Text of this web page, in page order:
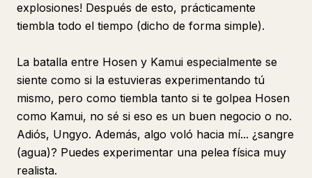
explosiones! Después de esto, prácticamente
tiembla todo el tiempo (dicho de forma simple).
La batalla entre Hosen y Kamui especialmente se
siente como si la estuvieras experimentando tú
mismo, pero como tiembla tanto si te golpea Hosen
como Kamui, no sé si eso es un buen negocio o no.
Adiós, Ungyo. Además, algo voló hacia mí... ¿sangre
(agua)? Puedes experimentar una pelea física muy
realista.